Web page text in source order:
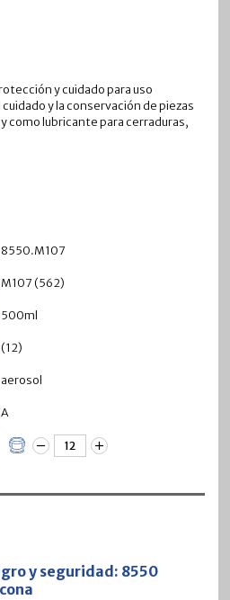
y cuidado para uso
y la conservación de piezas
como lubricante para cerraduras,
8550.M107
M107 (562)
500ml
(12)
aerosol
A
y seguridad: 8550